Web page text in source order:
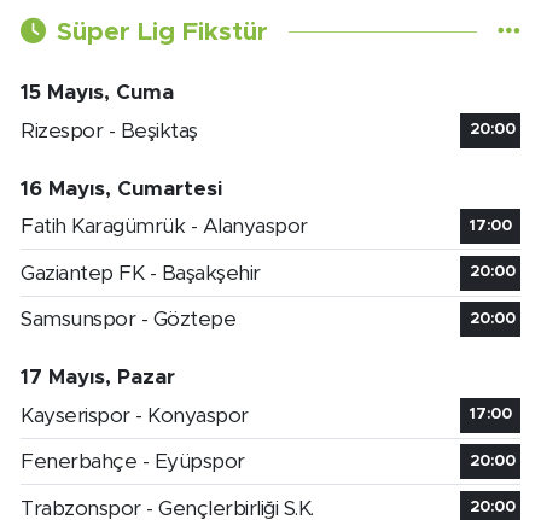
Süper Lig Fikstür
15 Mayıs, Cuma
Rizespor - Beşiktaş
20:00
16 Mayıs, Cumartesi
Fatih Karagümrük - Alanyaspor
17:00
Gaziantep FK - Başakşehir 20:00
Samsunspor - Göztepe 20:00
17 Mayıs, Pazar
Kayserispor - Konyaspor
17:00
Fenerbahçe - Eyüpspor 20:00
Trabzonspor - Gençlerbirliği S.K. 20:00